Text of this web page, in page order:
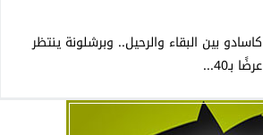
كاسادو بين البقاء والرحيل.. وبرشلونة ينتظر
عرضًا بـ40...